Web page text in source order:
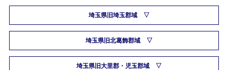
埼玉県旧埼玉郡域
埼玉県旧北葛飾郡域
埼玉県旧大里郡・児玉郡域